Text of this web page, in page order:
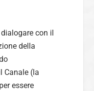
con il
della
Canale (la
essere